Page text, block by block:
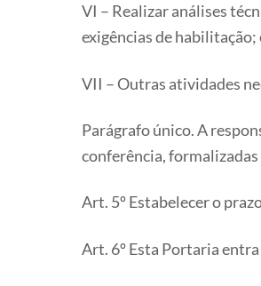
VI – Realizar análises
exigências de habilitação;
VII – Outras atividades
Parágrafo único. A
conferência,
Art. 5º Estabelecer o
Art. 6º Esta Portaria